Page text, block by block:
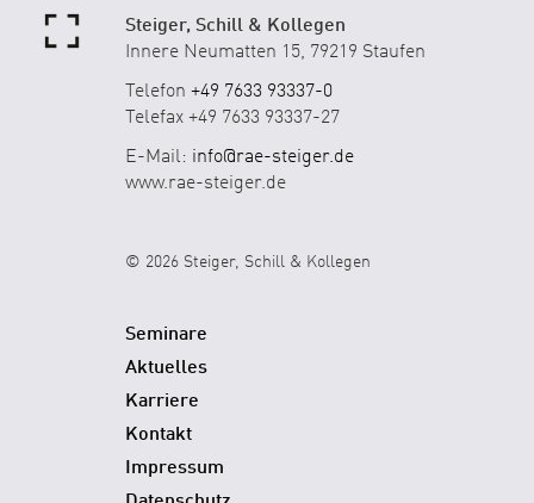
Steiger, Schill & Kollegen
Innere Neumatten 15, 79219 Staufen
Telefon +49 7633 93337-0
Telefax +49 7633 93337-27
E-Mail: info@rae-steiger.de
www.rae-steiger.de
© 2026 Steiger, Schill & Kollegen
Seminare
Aktuelles
Karriere
Kontakt
Impressum